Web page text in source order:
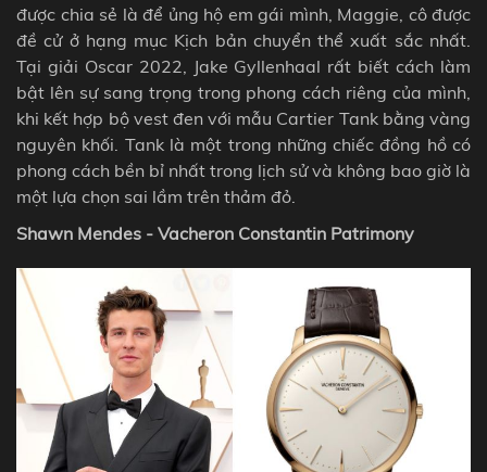
được chia sẻ là để ủng hộ em gái mình, Maggie, cô được
đề cử ở hạng mục Kịch bản chuyển thể xuất sắc nhất.
Tại giải Oscar 2022, Jake Gyllenhaal rất biết cách làm
bật lên sự sang trọng trong phong cách riêng của mình,
khi kết hợp bộ vest đen với mẫu Cartier Tank bằng vàng
nguyên khối. Tank là một trong những chiếc đồng hồ có
phong cách bền bỉ nhất trong lịch sử và không bao giờ là
một lựa chọn sai lầm trên thảm đỏ.
Shawn Mendes - Vacheron Constantin Patrimony